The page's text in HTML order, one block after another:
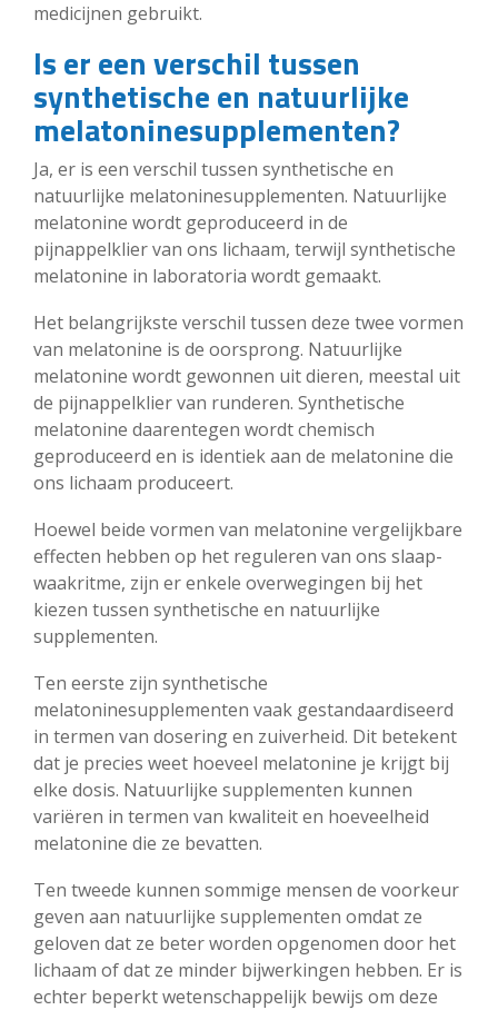
medicijnen gebruikt.
Is er een verschil tussen
synthetische en natuurlijke
melatoninesupplementen?
Ja, er is een verschil tussen synthetische en
natuurlijke melatoninesupplementen. Natuurlijke
melatonine wordt geproduceerd in de
pijnappelklier van ons lichaam, terwijl synthetische
melatonine in laboratoria wordt gemaakt.
Het belangrijkste verschil tussen deze twee vormen
van melatonine is de oorsprong. Natuurlijke
melatonine wordt gewonnen uit dieren, meestal uit
de pijnappelklier van runderen. Synthetische
melatonine daarentegen wordt chemisch
geproduceerd en is identiek aan de melatonine die
ons lichaam produceert.
Hoewel beide vormen van melatonine vergelijkbare
effecten hebben op het reguleren van ons slaap-
waakritme, zijn er enkele overwegingen bij het
kiezen tussen synthetische en natuurlijke
supplementen.
Ten eerste zijn synthetische
melatoninesupplementen vaak gestandaardiseerd
in termen van dosering en zuiverheid. Dit betekent
dat je precies weet hoeveel melatonine je krijgt bij
elke dosis. Natuurlijke supplementen kunnen
variëren in termen van kwaliteit en hoeveelheid
melatonine die ze bevatten.
Ten tweede kunnen sommige mensen de voorkeur
geven aan natuurlijke supplementen omdat ze
geloven dat ze beter worden opgenomen door het
lichaam of dat ze minder bijwerkingen hebben. Er is
echter beperkt wetenschappelijk bewijs om deze